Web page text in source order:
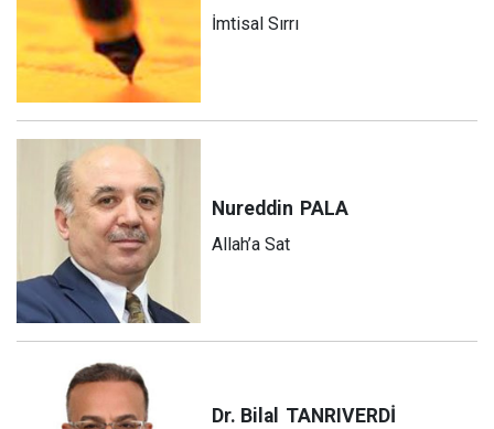
İmtisal Sırrı
Nureddin PALA
Allah’a Sat
Dr. Bilal TANRIVERDİ